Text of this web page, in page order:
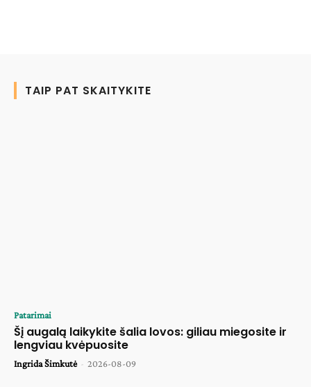
TAIP PAT SKAITYKITE
Patarimai
Šį augalą laikykite šalia lovos: giliau miegosite ir
lengviau kvėpuosite
Ingrida Šimkutė - 2026-08-09